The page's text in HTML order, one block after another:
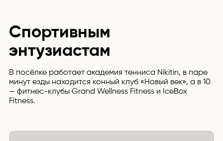
Спортивным
энтузиастам
В посёлке работает академия тенниса Nikitin, в паре
минут езды находится конный клуб «Новый век», а в 10
— фитнес-клубы Grand Wellness Fitness и IceBox
Fitness.